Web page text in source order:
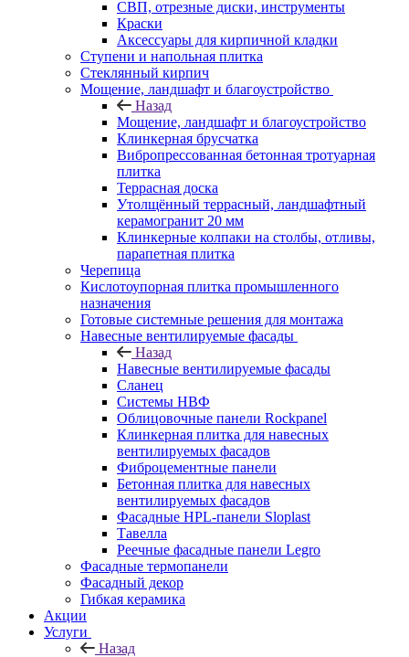
СВП, отрезные диски, инструменты
Краски
Аксессуары для кирпичной кладки
Ступени и напольная плитка
Cтеклянный кирпич
Мощение, ландшафт и благоустройство
Назад
Мощение, ландшафт и благоустройство
Клинкерная брусчатка
Вибропрессованная бетонная тротуарная
плитка
Террасная доска
Утолщённый террасный, ландшафтный
керамогранит 20 мм
Клинкерные колпаки на столбы, отливы,
парапетная плитка
Черепица
Кислотоупорная плитка промышленного
назначения
Готовые системные решения для монтажа
Навесные вентилируемые фасады
Назад
Навесные вентилируемые фасады
Сланец
Системы НВФ
Облицовочные панели Rockpanel
Клинкерная плитка для навесных
вентилируемых фасадов
Фиброцементные панели
Бетонная плитка для навесных
вентилируемых фасадов
Фасадные HPL-панели Sloplast
Тавелла
Реечные фасадные панели Legro
Фасадные термопанели
Фасадный декор
Гибкая керамика
Акции
Услуги
Назад